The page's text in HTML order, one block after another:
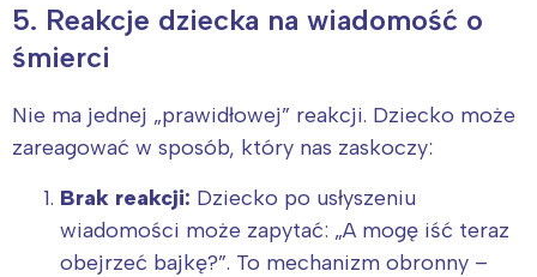
5. Reakcje dziecka na wiadomość o
śmierci
Nie ma jednej „prawidłowej” reakcji. Dziecko może
zareagować w sposób, który nas zaskoczy:
Brak reakcji: Dziecko po usłyszeniu
wiadomości może zapytać: „A mogę iść teraz
obejrzeć bajkę?”. To mechanizm obronny –